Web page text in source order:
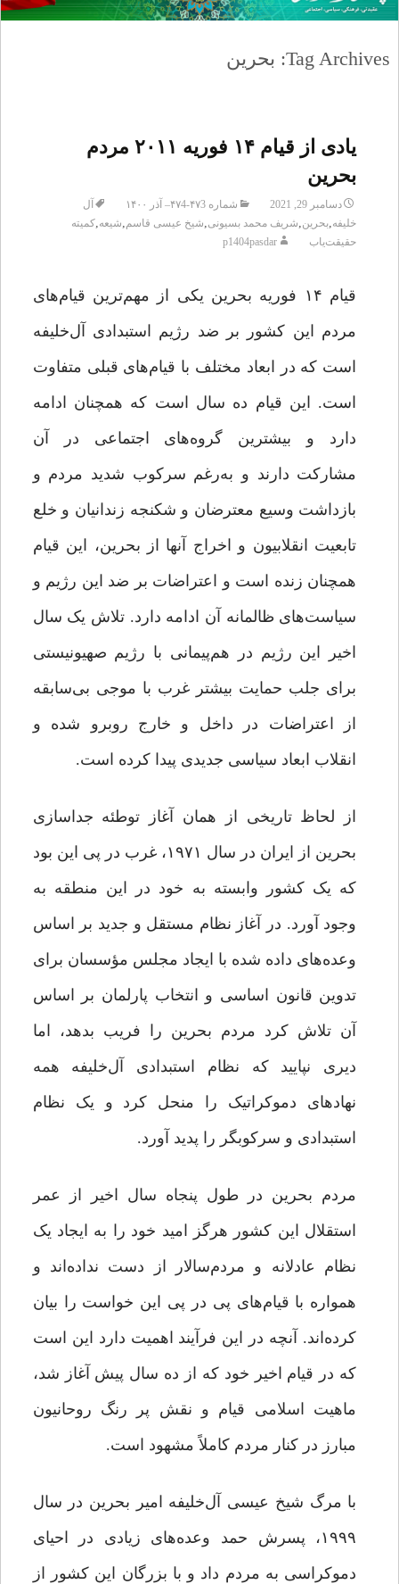
Tag Archives: بحرین
یادی از قیام ۱۴ فوریه ۲۰۱۱ مردم
بحرین
دسامبر 29, 2021 شماره ۴۷3-۴۷4– آذر ۱۴۰۰
آل
خلیفه,بحرین,شریف محمد بسیونی,شیخ عیسی قاسم,شیعه,کمیته
حقیقت‌یاب
p1404pasdar
قیام ۱۴ فوریه بحرین یکی از مهم‌ترین قیام‌های
مردم این کشور بر ضد رژیم استبدادی آل‌خلیفه
است که در ابعاد مختلف با قیام‌های قبلی متفاوت
است. این قیام ده سال است که همچنان ادامه
دارد و بیشترین گروه‌های اجتماعی در آن
مشارکت دارند و ‌به‌رغم سرکوب شدید مردم و
بازداشت وسیع معترضان و شکنجه زندانیان و خلع
تابعیت انقلابیون و اخراج آنها از بحرین، این قیام
همچنان زنده است و اعتراضات بر ضد این رژیم و
سیاست‌های ظالمانه آن ادامه دارد. تلاش یک سال
اخیر این رژیم در هم‌پیمانی با رژیم صهیونیستی
برای جلب حمایت بیشتر غرب با موجی بی‌سابقه
از اعتراضات در داخل و خارج روبرو شده و
انقلاب ابعاد سیاسی جدیدی پیدا کرده است.
از لحاظ تاریخی از همان آغاز توطئه جداسازی
بحرین از ایران در سال ۱۹۷۱، غرب در پی این بود
که یک کشور وابسته به خود در این منطقه به
وجود آورد. در آغاز نظام مستقل و جدید بر اساس
وعده‌های داده شده با ایجاد مجلس مؤسسان برای
تدوین قانون اساسی و انتخاب پارلمان بر اساس
آن تلاش کرد مردم بحرین را فریب بدهد، اما
دیری نپایید که نظام استبدادی آل‌خلیفه همه
نهادهای دموکراتیک را منحل کرد و یک نظام
استبدادی و سرکوبگر را پدید آورد.
مردم بحرین در طول پنجاه سال اخیر از عمر
استقلال این کشور هرگز امید خود را به ایجاد یک
نظام عادلانه و مردم‌سالار از دست نداده‌اند و
همواره با قیام‌های پی در پی این خواست را بیان
کرده‌اند. آنچه در این فرآیند اهمیت دارد این است
که در قیام اخیر خود که از ده سال پیش آغاز شد،
ماهیت اسلامی قیام و نقش پر رنگ روحانیون
مبارز در کنار مردم کاملاً مشهود است.
با مرگ شیخ عیسی آل‌خلیفه امیر بحرین در سال
۱۹۹۹، پسرش حمد وعده‌های زیادی در احیای
دموکراسی به مردم داد و با بزرگان این کشور از